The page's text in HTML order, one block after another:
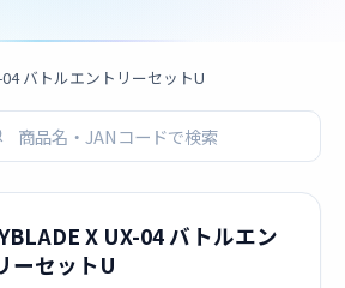
04 バトルエントリーセットU
X UX-04 バトルエン
ーセットU